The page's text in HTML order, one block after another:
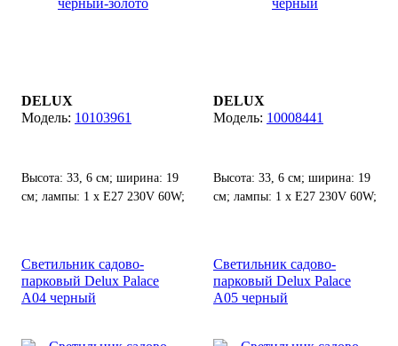
DELUX
10103961
Высота: 33, 6 см; ширина: 19
см; лампы: 1 х Е27 230V 60W;
DELUX
10008441
Высота: 33, 6 см; ширина: 19
см; лампы: 1 х Е27 230V 60W;
Светильник садово-
парковый Delux Palace
A04 черный
Светильник садово-
парковый Delux Palace
A05 черный